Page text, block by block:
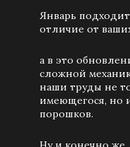
Январь
отличие от
а в это
сложной
наши труды не
имеющегося, но
порошков.